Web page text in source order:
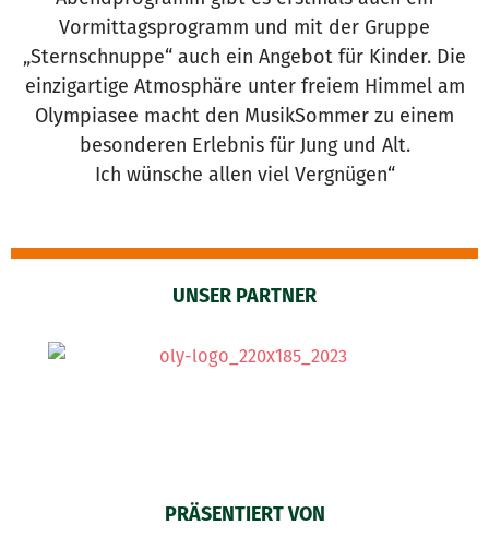
Vormittagsprogramm und mit der Gruppe
„Sternschnuppe“ auch ein Angebot für Kinder. Die
einzigartige Atmosphäre unter freiem Himmel am
Olympiasee macht den MusikSommer zu einem
besonderen Erlebnis für Jung und Alt.
Ich wünsche allen viel Vergnügen“
UNSER PARTNER
PRÄSENTIERT VON